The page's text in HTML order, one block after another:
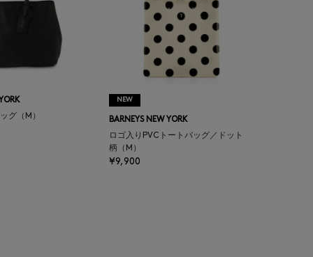
グ（M）
NEW
BARNEYS NEW YORK
ロゴ入りPVCトートバッグ／ドット
柄（M）
¥9,900